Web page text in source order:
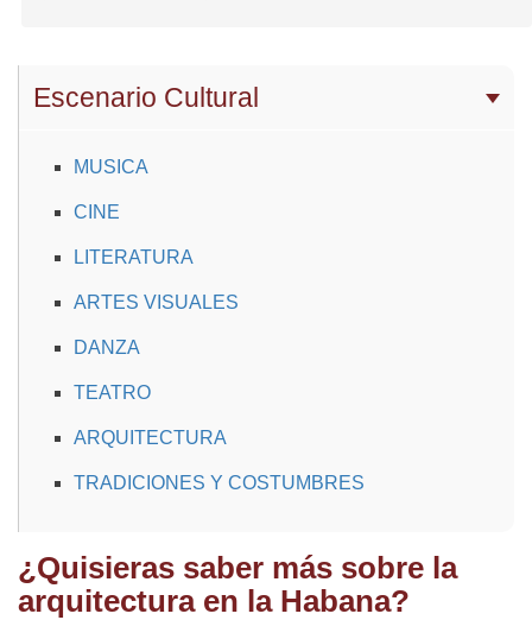
Escenario Cultural
MUSICA
CINE
LITERATURA
ARTES VISUALES
DANZA
TEATRO
ARQUITECTURA
TRADICIONES Y COSTUMBRES
¿Quisieras saber más sobre la
arquitectura en la Habana?